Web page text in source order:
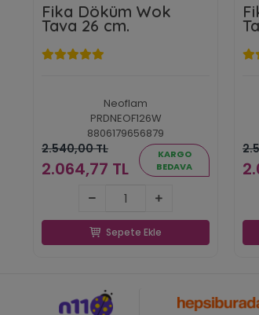
Fika Döküm Wok
Tava 26 cm.
Neoflam
PRDNEOF126W
8806179656879
2.540,00 TL
2.064,77 TL
KARGO
BEDAVA
Sepete Ekle